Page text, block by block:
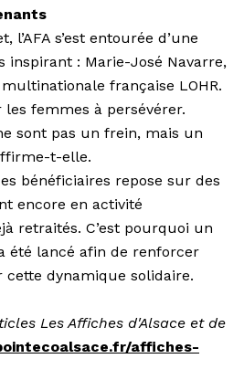
s’est entourée d’une
inspirant : Marie-José Navarre,
française LOHR.
femmes à persévérer.
sont pas un frein, mais un
t-elle.
bénéficiaires repose sur des
encore en activité
retraités. C’est pour­quoi un
été lancé afin de renforcer
cette dynamique solidaire.
Les Affiches d'Alsace et de
affiches-